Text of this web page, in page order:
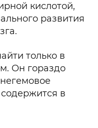
кислотой,
развития
только в
Он гораздо
в